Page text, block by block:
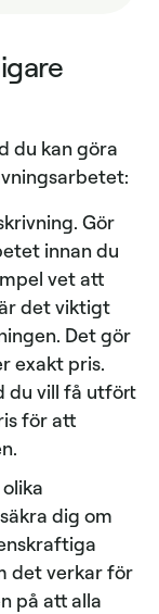
du kan göra
Gör
innan du
vet att
det viktigt
Det gör
exakt pris.
du vill få utfört
för att
dig om
det verkar för
på att alla